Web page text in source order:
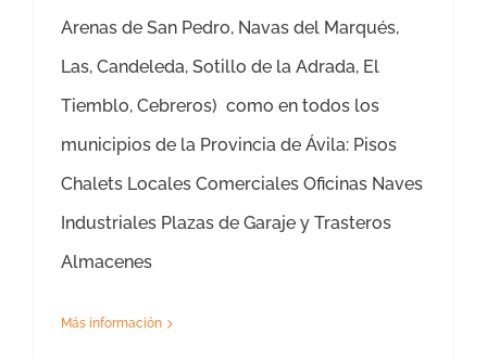
Arenas de San Pedro, Navas del Marqués,
Las, Candeleda, Sotillo de la Adrada, El
Tiemblo, Cebreros) como en todos los
municipios de la Provincia de Ávila: Pisos
Chalets Locales Comerciales Oficinas Naves
Industriales Plazas de Garaje y Trasteros
Almacenes
Más información